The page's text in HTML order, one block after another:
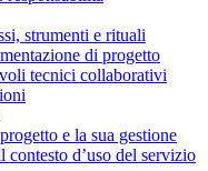
strumenti e rituali
di progetto
tecnici collaborativi
e la sua gestione
contesto d’uso del servizio